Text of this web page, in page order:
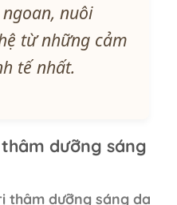
nuôi
từ những cảm
tế nhất.
dưỡng sáng
thâm dưỡng sáng da